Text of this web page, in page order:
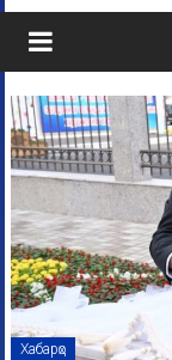
Хабарҳо